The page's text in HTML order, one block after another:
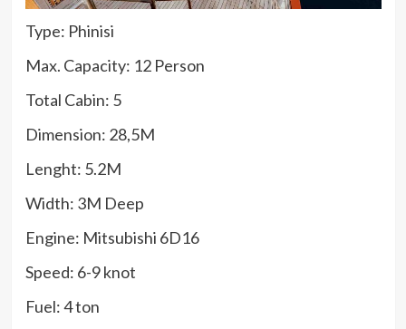
Type: Phinisi
Max. Capacity: 12 Person
Total Cabin: 5
Dimension: 28,5M
Lenght: 5.2M
Width: 3M Deep
Engine: Mitsubishi 6D16
Speed: 6-9 knot
Fuel: 4 ton